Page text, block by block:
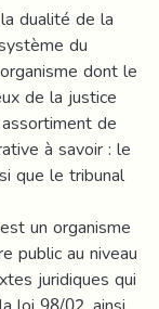
dualité de la
du
dont le
de la justice
de
à savoir : le
que le tribunal
un organisme
public au niveau
juridiques qui